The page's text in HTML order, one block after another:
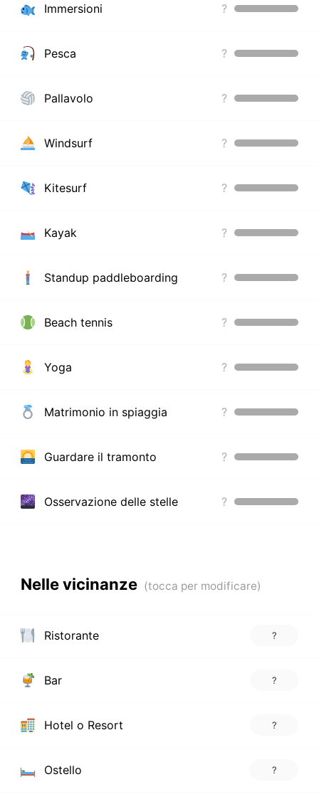
Immersioni ?
Pesca ?
Pallavolo ?
Windsurf ?
Kitesurf ?
Kayak ?
Standup paddleboarding ?
Beach tennis ?
Yoga ?
Matrimonio in spiaggia ?
Guardare il tramonto ?
Osservazione delle stelle ?
Nelle vicinanze
Ristorante ?
Bar ?
Hotel o Resort ?
Ostello ?